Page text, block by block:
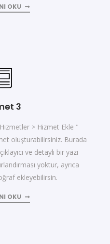
OKU
3
> Hizmet Ekle "
oluşturabilirsiniz. Burada
ve detaylı bir yazı
yoktur, ayrıca
ekleyebilirsin.
OKU